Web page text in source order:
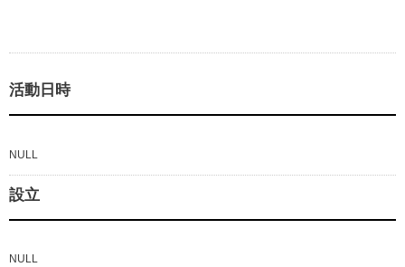
活動日時
NULL
設立
NULL